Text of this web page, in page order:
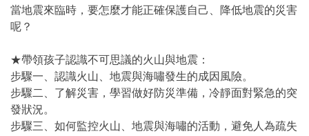
當地震來臨時，要怎麼才能正確保護自己、降低地震的災害
呢？
★帶領孩子認識不可思議的火山與地震：
步驟一、認識火山、地震與海嘯發生的成因風險。
步驟二、了解災害，學習做好防災準備，冷靜面對緊急的突
發狀況。
步驟三、如何監控火山、地震與海嘯的活動，避免人為疏失